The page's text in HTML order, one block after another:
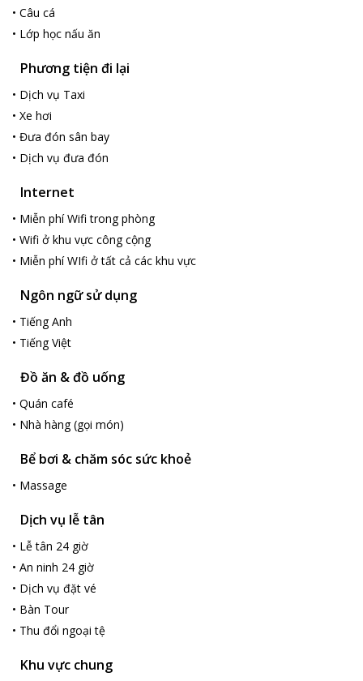
• Câu cá
• Lớp học nấu ăn
Phương tiện đi lại
• Dịch vụ Taxi
• Xe hơi
• Đưa đón sân bay
• Dịch vụ đưa đón
Internet
• Miễn phí Wifi trong phòng
• Wifi ở khu vực công cộng
• Miễn phí WIfi ở tất cả các khu vực
Ngôn ngữ sử dụng
• Tiếng Anh
• Tiếng Việt
Đồ ăn & đồ uống
• Quán café
• Nhà hàng (gọi món)
Bể bơi & chăm sóc sức khoẻ
• Massage
Dịch vụ lễ tân
• Lễ tân 24 giờ
• An ninh 24 giờ
• Dịch vụ đặt vé
• Bàn Tour
• Thu đổi ngoại tệ
Khu vực chung